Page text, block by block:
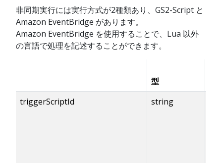
非同期実行には実行方式が2種類あり、GS2-Script と
Amazon EventBridge があります。
Amazon EventBridge を使用することで、Lua 以外
の言語で処理を記述することができます。
型
triggerScriptId
string